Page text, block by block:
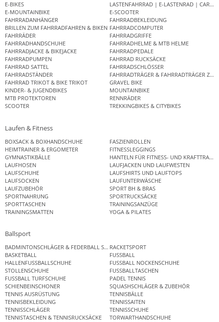
E-BIKES
LASTENFAHRRAD | E-LASTENRAD |
E-MOUNTAINBIKE
E-SCOOTER
FAHRRADANHÄNGER
FAHRRADBEKLEIDUNG
BRILLEN ZUM FAHRRADFAHREN & BIKEN FAHRRADCOMPUTER
FAHRRÄDER
FAHRRADGRIFFE
FAHRRADHANDSCHUHE
FAHRRADHELME & MTB HELME
FAHRRADJACKE & BIKEJACKE
FAHRRADPEDALE
FAHRRADPUMPEN
FAHRRAD RUCKSÄCKE
FAHRRAD SATTEL
FAHRRADSCHLÖSSER
FAHRRADSTÄNDER
FAHRRADTRÄGER & FAHRRADTRÄGER
FAHRRAD TRIKOT & BIKE TRIKOT
GRAVEL BIKE
KINDER- & JUGENDBIKES
MOUNTAINBIKE
MTB PROTEKTOREN
RENNRÄDER
SCOOTER
TREKKINGBIKES & CITYBIKES
Laufen & Fitness
BOXSACK & BOXHANDSCHUHE
FASZIENROLLEN
HEIMTRAINER & ERGOMETER
FITNESSLEGGINGS
GYMNASTIKBÄLLE
HANTELN FÜR FITNESS- UND
LAUFHOSEN
LAUFJACKEN UND LAUFWESTEN
LAUFSCHUHE
LAUFSHIRTS UND LAUFTOPS
LAUFSOCKEN
LAUFUNTERWÄSCHE
LAUFZUBEHÖR
SPORT BH & BRAS
SPORTNAHRUNG
SPORTRUCKSÄCKE
SPORTTASCHEN
TRAININGSANZÜGE
TRAININGSMATTEN
YOGA & PILATES
Ballsport
BADMINTONSCHLÄGER & FEDERBALL SETSRACKETSPORT
BASKETBALL
FUSSBALL
HALLENFUSSBALLSCHUHE
FUSSBALL NOCKENSCHUHE
STOLLENSCHUHE
FUSSBALLTASCHEN
FUSSBALL TURFSCHUHE
PADEL TENNIS
SCHIENBEINSCHONER
SQUASHSCHLÄGER & ZUBEHÖR
TENNIS AUSRÜSTUNG
TENNISBÄLLE
TENNISBEKLEIDUNG
TENNISSAITEN
TENNISSCHLÄGER
TENNISSCHUHE
TENNISTASCHEN & TENNISRUCKSÄCKE
TORWARTHANDSCHUHE